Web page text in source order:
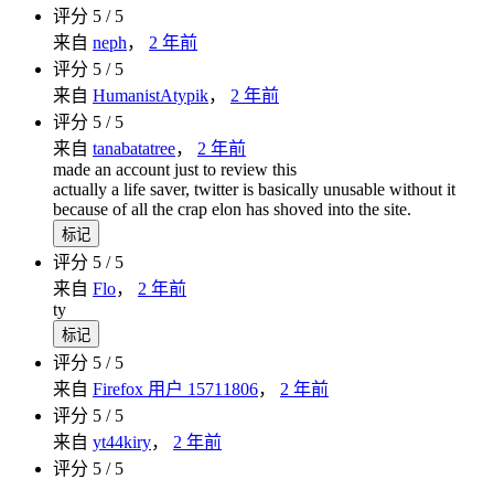
评分 5 / 5
来自 neph， 2 年前
评分 5 / 5
来自 HumanistAtypik， 2 年前
评分 5 / 5
来自 tanabatatree， 2 年前
made an account just to review this
actually a life saver, twitter is basically unusable without it
because of all the crap elon has shoved into the site.
标记
评分 5 / 5
来自 Flo， 2 年前
ty
标记
评分 5 / 5
来自 Firefox 用户 15711806， 2 年前
评分 5 / 5
来自 yt44kiry， 2 年前
评分 5 / 5